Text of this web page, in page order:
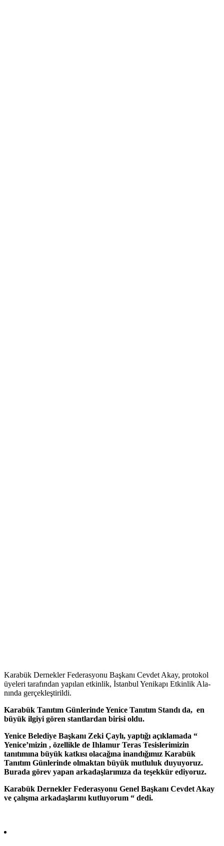
Ka­ra­bük Der­nek­ler Fe­de­ras­yo­nu Baş­ka­nı Cev­det Akay, pro­to­kol
üye­le­ri tarafından yapılan etkinlik, İstanbul Ye­ni­ka­pı Et­kin­lik Ala­
nın­da ger­çek­leş­ti­ril­di.
Karabük Tanıtım Günlerinde Yenice Tanıtım Standı da, en
büyük ilgiyi gören stantlardan birisi oldu.
Yenice Belediye Başkanı Zeki Çaylı, yaptığı açıklamada “
Yenice’mizin , özellikle de Ihlamur Teras Tesislerimizin
tanıtımına büyük katkısı olacağına inandığımız Karabük
Tanıtım Günlerinde olmaktan büyük mutluluk duyuyoruz.
Burada görev yapan arkadaşlarımıza da teşekkür ediyoruz.
Karabük Dernekler Federasyonu Genel Başkanı Cevdet Akay
ve çalışma arkadaşlarını kutluyorum “ dedi.